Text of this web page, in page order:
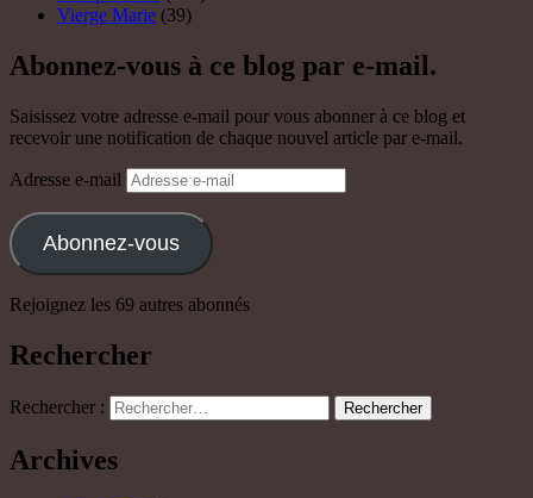
Vierge Marie (39)
Abonnez-vous à ce blog par e-mail.
Saisissez votre adresse e-mail pour vous abonner à ce blog et
recevoir une notification de chaque nouvel article par e-mail.
Adresse e-mail
Abonnez-vous
Rejoignez les 69 autres abonnés
Rechercher
Rechercher :
Archives